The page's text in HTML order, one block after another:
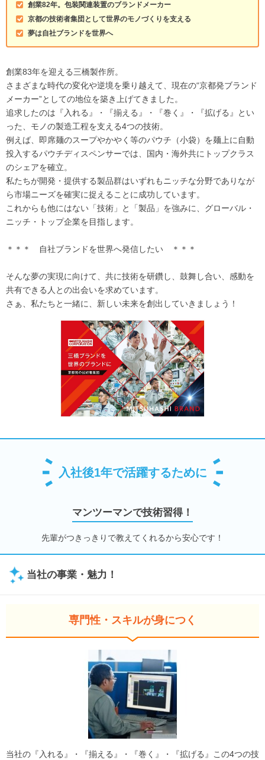
創業82年。包装関連装置のブランドメーカー
京都の技術者集団として世界のモノづくりを支える
夢は自社ブランドを世界へ
創業83年を迎える三橋製作所。
さまざまな時代の変化や逆境を乗り越えて、現在の“京都発ブランド
メーカー”としての地位を築き上げてきました。
追求したのは『入れる』・『揃える』・『巻く』・『拡げる』とい
った、モノの製造工程を支える4つの技術。
例えば、即席麺のスープやかやく等のパウチ（小袋）を麺上に自動
投入するパウチディスペンサーでは、国内・海外共にトップクラス
のシェアを確立。
私たちが開発・提供する製品群はいずれもニッチな分野でありなが
ら市場ニーズを確実に捉えることに成功しています。
これからも他にはない「技術」と「製品」を強みに、グローバル・
ニッチ・トップ企業を目指します。
＊＊＊ 自社ブランドを世界へ発信したい ＊＊＊
そんな夢の実現に向けて、共に技術を研鑽し、鼓舞し合い、感動を
共有できる人との出会いを求めています。
さぁ、私たちと一緒に、新しい未来を創出していきましょう！
入社後1年で活躍するために
マンツーマンで技術習得！
先輩がつきっきりで教えてくれるから安心です！
当社の事業・魅力！
専門性・スキルが身につく
当社の『入れる』・『揃える』・『巻く』・『拡げる』この4つの技